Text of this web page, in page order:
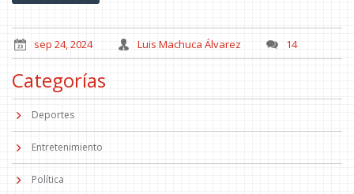
sep 24, 2024 Luis Machuca Álvarez 14
Categorías
Deportes
Entretenimiento
Política